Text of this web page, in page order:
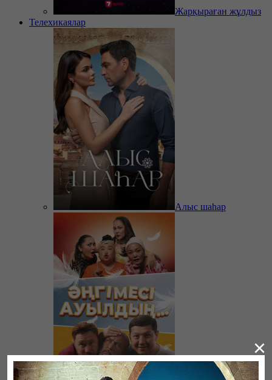
Жарқыраған жұлдыз
Телехикаялар
Алыс шаһар
×